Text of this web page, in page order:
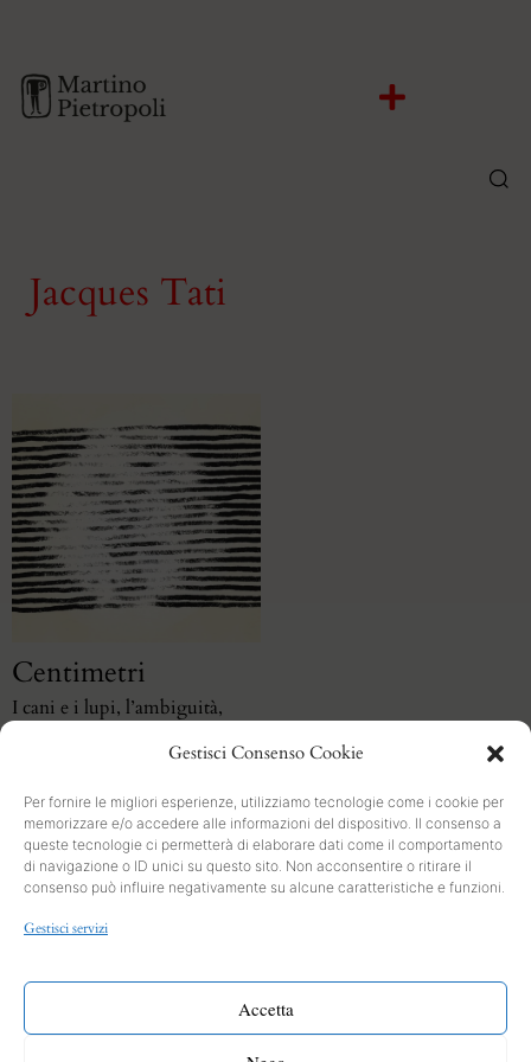
Gestisci Consenso Cookie
Per fornire le migliori esperienze, utilizziamo tecnologie come i cookie per
memorizzare e/o accedere alle informazioni del dispositivo. Il consenso a
queste tecnologie ci permetterà di elaborare dati come il comportamento
di navigazione o ID unici su questo sito. Non acconsentire o ritirare il
consenso può influire negativamente su alcune caratteristiche e funzioni.
Gestisci servizi
Accetta
Jacques Tati
Centimetri
I cani e i lupi, l’ambiguità,
SEARCH
INFO